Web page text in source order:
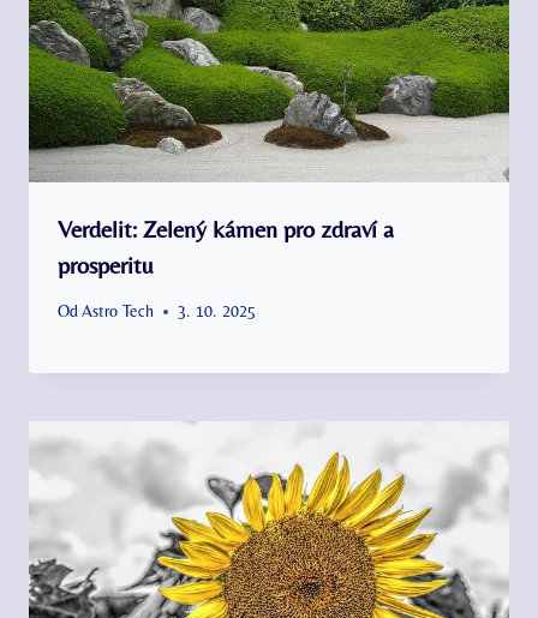
Verdelit: Zelený kámen pro zdraví a
prosperitu
OdAstro Tech 3. 10. 2025